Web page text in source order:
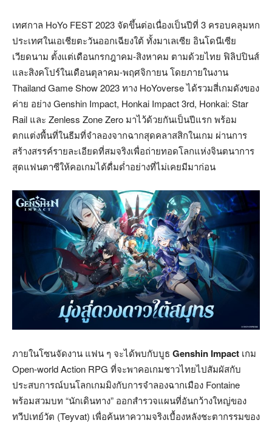
เทศกาล HoYo FEST 2023 จัดขึ้นต่อเนื่องเป็นปีที่ 3 ครอบคลุมหก
ประเทศในเอเชียตะวันออกเฉียงใต้ ทั้งมาเลเซีย อินโดนีเซีย
เวียดนาม ตั้งแต่เดือนกรกฎาคม-สิงหาคม ตามด้วยไทย ฟิลิปปินส์
และสิงคโปร์ในเดือนตุลาคม-พฤศจิกายน โดยภายในงาน
Thailand Game Show 2023 ทาง HoYoverse ได้รวมสี่เกมดังของ
ค่าย อย่าง Genshin Impact, Honkai Impact 3rd, Honkai: Star
Rail และ Zenless Zone Zero มาไว้ด้วยกันเป็นปีแรก พร้อม
ตกแต่งพื้นที่ในธีมที่จำลองจากฉากสุดคลาสสิกในเกม ผ่านการ
สร้างสรรค์รายละเอียดที่สมจริงเพื่อถ่ายทอดโลกแห่งจินตนาการ
สุดแฟนตาซีให้คอเกมได้ดื่มด่ำอย่างที่ไม่เคยมีมาก่อน
ภายในโซนจัดงาน แฟน ๆ จะได้พบกับบูธ Genshin Impact เกม
Open-world Action RPG ที่จะพาคอเกมชาวไทยไปสัมผัสกับ
ประสบการณ์บนโลกเกมมิงกับการจำลองฉากเมือง Fontaine
พร้อมสวมบท “นักเดินทาง” ออกสำรวจแผนที่อันกว้างใหญ่ของ
ทวีปเทย์วัต (Teyvat) เพื่อค้นหาความจริงเบื้องหลังชะตากรรมของ